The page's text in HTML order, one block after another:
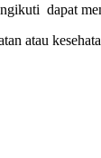
dapat
atau